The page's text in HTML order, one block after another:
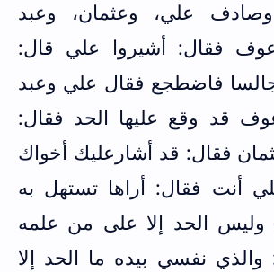
علي، وعثمان، وعبد
فقال: أشيروا علي قال:
فاضطجع فقال علي وعبد
قد وقع عليها الحد فقال:
فقال: قد أشارعليك أخواك
أنت فقال: أراها تستهل به
وليس الحد إلا على من علمه
نفسي بيده ما الحد إلا